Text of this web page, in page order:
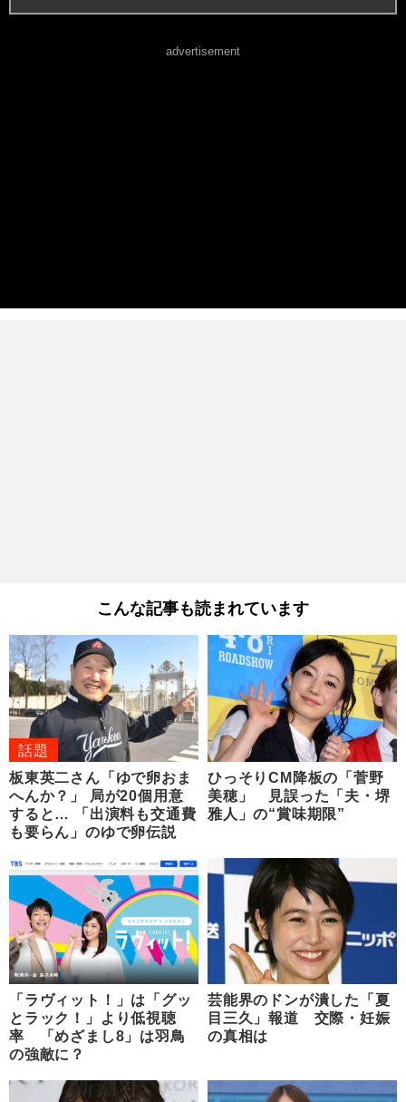
advertisement
こんな記事も読まれています
話題
板東英二さん「ゆで卵おま
へんか？」 局が20個用意
すると… 「出演料も交通費
も要らん」のゆで卵伝説
ひっそりCM降板の「菅野
美穂」 見誤った「夫・堺
雅人」の“賞味期限”
「ラヴィット！」は「グッ
とラック！」より低視聴
率 「めざまし8」は羽鳥
の強敵に？
芸能界のドンが潰した「夏
目三久」報道 交際・妊娠
の真相は